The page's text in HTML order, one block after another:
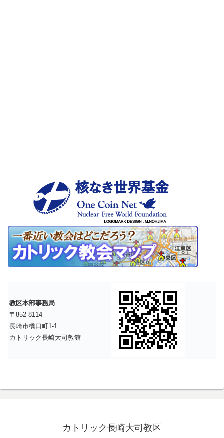
教区本部事務局
〒852-8114
長崎市橋口町1-1
カトリック長崎大司教館
カトリック長崎大司教区